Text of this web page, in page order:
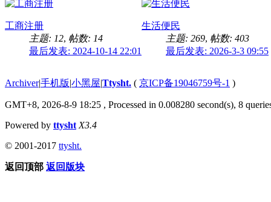
工商注册
主题: 12, 帖数: 14
最后发表: 2024-10-14 22:01
生活便民
主题: 269, 帖数: 403
最后发表: 2026-3-3 09:55
Archiver|手机版|小黑屋|Ttysht. ( 京ICP备19046759号-1 )
GMT+8, 2026-8-9 18:25 , Processed in 0.008280 second(s), 8
Powered by ttysht X3.4
© 2001-2017 ttysht.
返回顶部 返回版块